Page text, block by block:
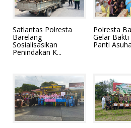
Satlantas Polresta
Barelang
Sosialisasikan
Penindakan K...
Polresta
Gelar Bakti
Panti